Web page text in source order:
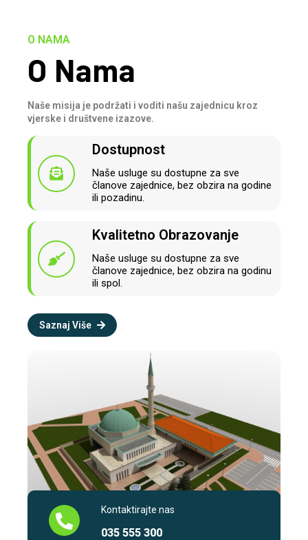
Kontaktirajte nas
035 555 300
O NAMA
O Nama
Naše misija je podržati i voditi našu zajednicu kroz
vjerske i društvene izazove.
Dostupnost
Naše usluge su dostupne za sve
članove zajednice, bez obzira na godine
ili pozadinu.
Kvalitetno Obrazovanje
Naše usluge su dostupne za sve
članove zajednice, bez obzira na godinu
ili spol.
Saznaj Više